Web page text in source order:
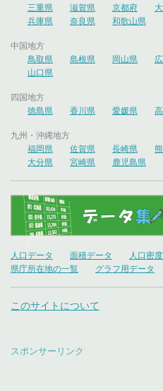
三重県
滋賀県 京都府
兵庫県
奈良県 和歌山県
中国地方
鳥取県
島根県 岡山県
山口県
四国地方
徳島県
香川県 愛媛県
九州・沖縄地方
福岡県
佐賀県 長崎県
大分県
宮崎県 鹿児島県
人口データ 面積データ
人口密
県庁所在地の一覧
グラフ用データ
このサイトについて
スポンサーリンク